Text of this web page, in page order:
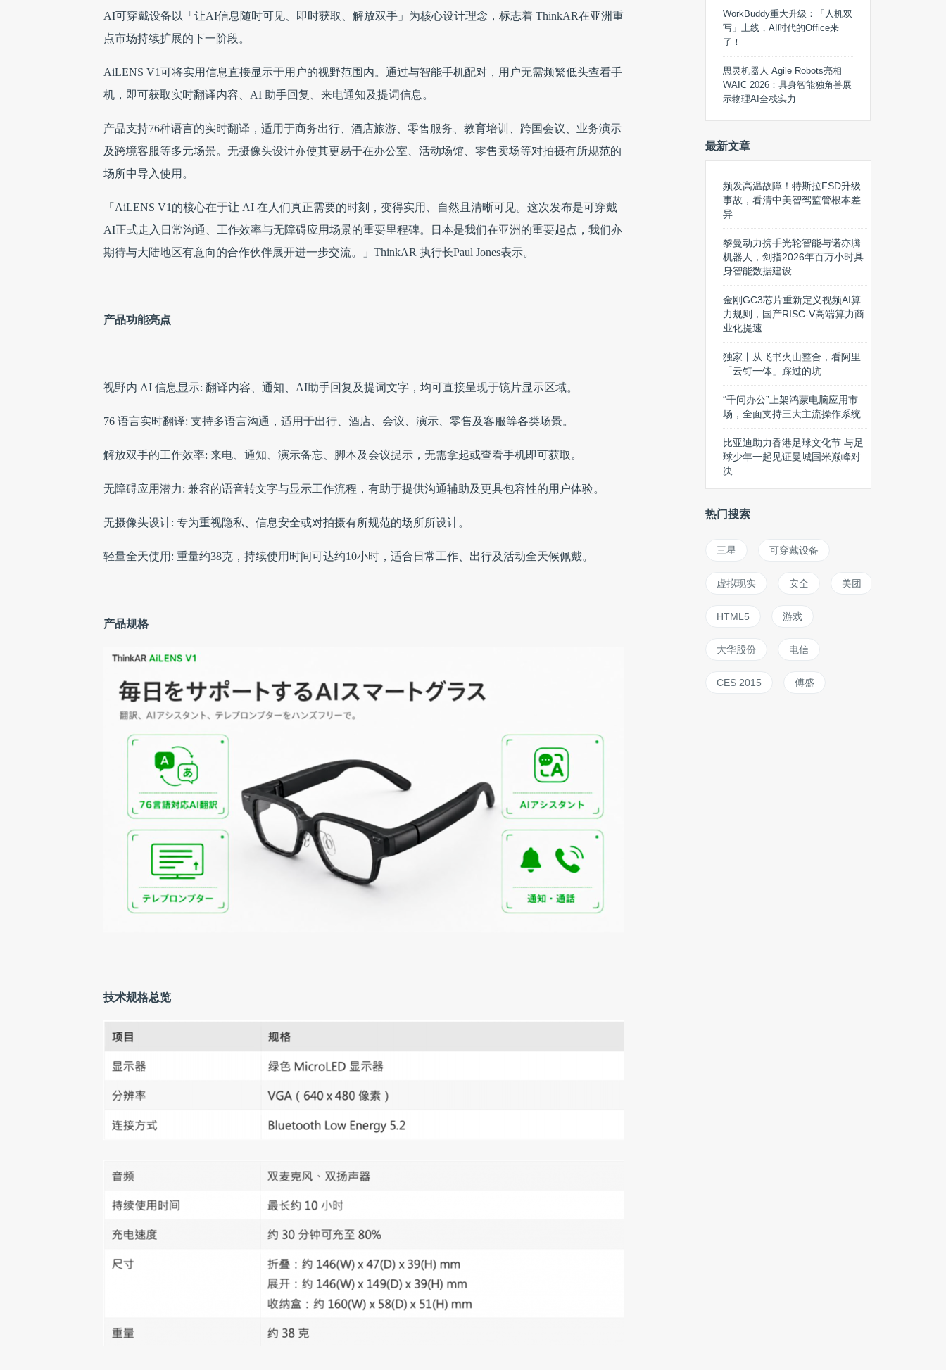
AI可穿戴设备以「让AI信息随时可见、即时获取、解放双手」为核心设计理念，标志着 ThinkAR在亚洲重
点市场持续扩展的下一阶段。
AiLENS V1可将实用信息直接显示于用户的视野范围内。通过与智能手机配对，用户无需频繁低头查看手
机，即可获取实时翻译内容、AI 助手回复、来电通知及提词信息。
产品支持76种语言的实时翻译，适用于商务出行、酒店旅游、零售服务、教育培训、跨国会议、业务演示
及跨境客服等多元场景。无摄像头设计亦使其更易于在办公室、活动场馆、零售卖场等对拍摄有所规范的
场所中导入使用。
「AiLENS V1的核心在于让 AI 在人们真正需要的时刻，变得实用、自然且清晰可见。这次发布是可穿戴
AI正式走入日常沟通、工作效率与无障碍应用场景的重要里程碑。日本是我们在亚洲的重要起点，我们亦
期待与大陆地区有意向的合作伙伴展开进一步交流。」ThinkAR 执行长Paul Jones表示。
产品功能亮点
视野内 AI 信息显示: 翻译内容、通知、AI助手回复及提词文字，均可直接呈现于镜片显示区域。
76 语言实时翻译: 支持多语言沟通，适用于出行、酒店、会议、演示、零售及客服等各类场景。
解放双手的工作效率: 来电、通知、演示备忘、脚本及会议提示，无需拿起或查看手机即可获取。
无障碍应用潜力: 兼容的语音转文字与显示工作流程，有助于提供沟通辅助及更具包容性的用户体验。
无摄像头设计: 专为重视隐私、信息安全或对拍摄有所规范的场所所设计。
轻量全天使用: 重量约38克，持续使用时间可达约10小时，适合日常工作、出行及活动全天候佩戴。
产品规格
技术规格总览
WorkBuddy重大升级：「人机双
写」上线，AI时代的Office来
了！
思灵机器人 Agile Robots亮相
WAIC 2026：具身智能独角兽展
示物理AI全栈实力
最新文章
频发高温故障！特斯拉FSD升级
事故，看清中美智驾监管根本差
异
黎曼动力携手光轮智能与诺亦腾
机器人，剑指2026年百万小时具
身智能数据建设
金刚GC3芯片重新定义视频AI算
力规则，国产RISC-V高端算力商
业化提速
独家丨从飞书火山整合，看阿里
「云钉一体」踩过的坑
“千问办公”上架鸿蒙电脑应用市
场，全面支持三大主流操作系统
比亚迪助力香港足球文化节 与足
球少年一起见证曼城国米巅峰对
决
热门搜索
三星 可穿戴设备
虚拟现实 安全 美团
HTML5 游戏
大华股份 电信
CES 2015 傅盛